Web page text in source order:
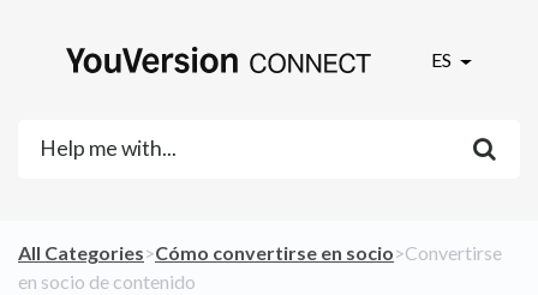
ES
All Categories​>​​Cómo convertirse en socio​>​ Convertirse
en socio de contenido